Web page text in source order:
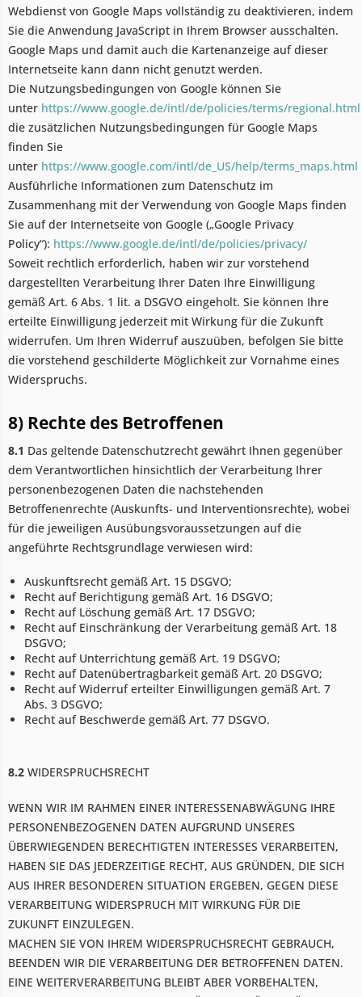
Webdienst von Google Maps vollständig zu deaktivieren, indem
Sie die Anwendung JavaScript in Ihrem Browser ausschalten.
Google Maps und damit auch die Kartenanzeige auf dieser
Internetseite kann dann nicht genutzt werden.
Die Nutzungsbedingungen von Google können Sie
unter https://www.google.de/intl/de/policies/terms/regional.html
die zusätzlichen Nutzungsbedingungen für Google Maps
finden Sie
unter https://www.google.com/intl/de_US/help/terms_maps.html
Ausführliche Informationen zum Datenschutz im
Zusammenhang mit der Verwendung von Google Maps finden
Sie auf der Internetseite von Google („Google Privacy
Policy“): https://www.google.de/intl/de/policies/privacy/
Soweit rechtlich erforderlich, haben wir zur vorstehend
dargestellten Verarbeitung Ihrer Daten Ihre Einwilligung
gemäß Art. 6 Abs. 1 lit. a DSGVO eingeholt. Sie können Ihre
erteilte Einwilligung jederzeit mit Wirkung für die Zukunft
widerrufen. Um Ihren Widerruf auszuüben, befolgen Sie bitte
die vorstehend geschilderte Möglichkeit zur Vornahme eines
Widerspruchs.
8) Rechte des Betroffenen
8.1 Das geltende Datenschutzrecht gewährt Ihnen gegenüber
dem Verantwortlichen hinsichtlich der Verarbeitung Ihrer
personenbezogenen Daten die nachstehenden
Betroffenenrechte (Auskunfts- und Interventionsrechte), wobei
für die jeweiligen Ausübungsvoraussetzungen auf die
angeführte Rechtsgrundlage verwiesen wird:
Auskunftsrecht gemäß Art. 15 DSGVO;
Recht auf Berichtigung gemäß Art. 16 DSGVO;
Recht auf Löschung gemäß Art. 17 DSGVO;
Recht auf Einschränkung der Verarbeitung gemäß Art. 18
DSGVO;
Recht auf Unterrichtung gemäß Art. 19 DSGVO;
Recht auf Datenübertragbarkeit gemäß Art. 20 DSGVO;
Recht auf Widerruf erteilter Einwilligungen gemäß Art. 7
Abs. 3 DSGVO;
Recht auf Beschwerde gemäß Art. 77 DSGVO.
8.2 WIDERSPRUCHSRECHT
WENN WIR IM RAHMEN EINER INTERESSENABWÄGUNG IHRE
PERSONENBEZOGENEN DATEN AUFGRUND UNSERES
ÜBERWIEGENDEN BERECHTIGTEN INTERESSES VERARBEITEN,
HABEN SIE DAS JEDERZEITIGE RECHT, AUS GRÜNDEN, DIE SICH
AUS IHRER BESONDEREN SITUATION ERGEBEN, GEGEN DIESE
VERARBEITUNG WIDERSPRUCH MIT WIRKUNG FÜR DIE
ZUKUNFT EINZULEGEN.
MACHEN SIE VON IHREM WIDERSPRUCHSRECHT GEBRAUCH,
BEENDEN WIR DIE VERARBEITUNG DER BETROFFENEN DATEN.
EINE WEITERVERARBEITUNG BLEIBT ABER VORBEHALTEN,